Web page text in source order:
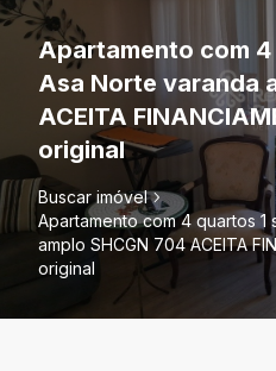
Apartamento com
Asa Norte varanda
ACEITA
original
Buscar imóvel
Apartamento com 4 quartos 1
amplo SHCGN 704 ACEITA
original